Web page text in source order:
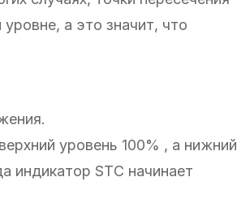
а это значит, что
уровень 100% , а нижний
индикатор STС начинает